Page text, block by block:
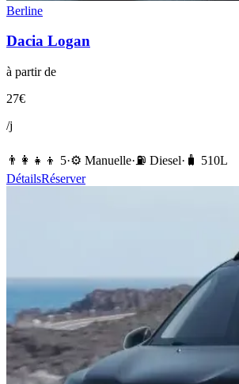
Berline
Dacia Logan
à partir de
27€
/j
👨‍👩‍👧‍👦 5·⚙️ Manuelle·⛽️ Diesel· 🧳 510L
DétailsRéserver